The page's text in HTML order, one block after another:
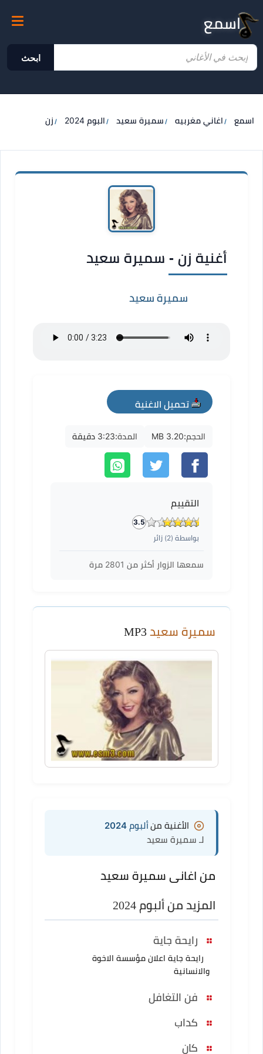
اسمع
ابحث
اسمع اغاني مغربيه سميرة سعيد البوم 2024 زن
أغنية زن - سميرة سعيد
سميرة سعيد
تحميل الاغنية
mp3
الحجم:3.20 MB المدة:3:23 دقيقة
التقييم
3.5
بواسطة (2) زائر
سمعها الزوار أكثر من 2801 مرة
سميرة سعيد
الأغنية منألبوم 2024
لـ سميرة سعيد
من اغانى سميرة سعيد
المزيد من ألبوم 2024
رايحة جاية
رايحة جاية اعلان مؤسسة الاخوة
والانسانية
فن التغافل
كداب
كان